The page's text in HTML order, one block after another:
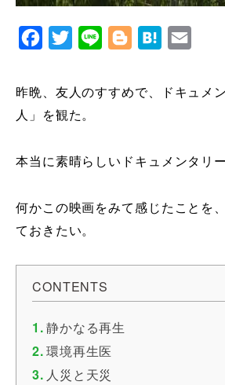
Facebook
TwitterLine BloggerHatena
昨晩、友人のすすめで、ドキュメ
人」を観た。
本当に素晴らしいドキュメンタリー
何かこの映画をみて感じたことを
ておきたい。
CONTENTS
静かなる再生
環境再生医
人災と天災